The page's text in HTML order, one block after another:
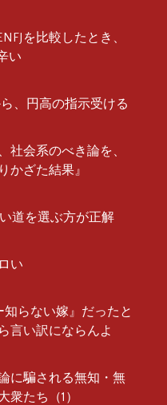
を比較したとき、
い
、円高の指示受ける
社会系のべき論を、
かざた結果』
道を選ぶ方が正解
い
らない嫁』だったと
言い訳にならんよ
に騙される無知・無
たち（1）